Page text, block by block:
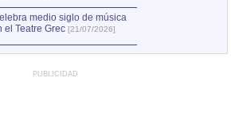
medio siglo de música
el Teatre Grec [21/07/2026]
PUBLICIDAD